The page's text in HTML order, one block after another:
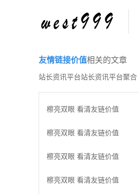
友情链接价值相关的文章
站长资讯平台站长资讯平台聚合
檫亮双眼 看清友链价值
檫亮双眼 看清友链价值
檫亮双眼 看清友链价值
檫亮双眼 看清友链价值